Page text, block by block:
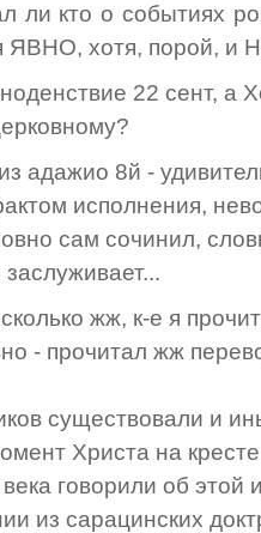
ли кто о событиях
ЯВНО, хотя, порой,
22 сент, а
адажио 8й -
исполнения,
сам сочинил,
жж, к-е я
- прочитал жж
существовали и
Христа на
говорили об этой
из сарацинских